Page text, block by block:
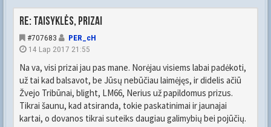
Re: Taisyklės, prizai
#707683
PER_cH
14 Lap 2017 21:55
Na va, visi prizai jau pas mane. Norėjau visiems labai padėkoti,
už tai kad balsavot, be Jūsų nebūčiau laimėjęs, ir didelis ačiū
Žvejo Tribūnai, blight, LM66, Nerius už papildomus prizus.
Tikrai šaunu, kad atsiranda, tokie paskatinimai ir jaunajai
kartai, o dovanos tikrai suteiks daugiau galimybių bei pojūčių.